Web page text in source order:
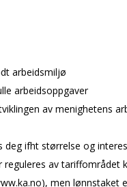
arbeidsmiljø
arbeidsoppgaver
av menighetens
ifht størrelse og
av tariffområdet
men lønnstaket